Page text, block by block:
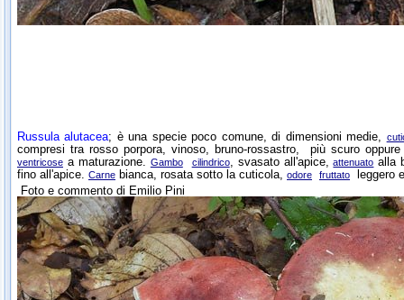
Russula alutacea; è una specie poco comune, di dimensioni medie,
compresi tra rosso porpora, vinoso, bruno-rossastro, più scuro
ventricose a maturazione. Gambo cilindrico, svasato all'apice,attenuato alla
fino all'apice. Carne bianca, rosata sotto la cuticola, odore fruttato
leggero
Foto e commento di Emilio Pini